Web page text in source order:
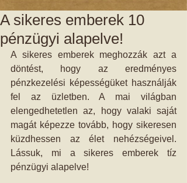
A sikeres emberek 10
pénzügyi alapelve!
A sikeres emberek meghozzák azt a
döntést, hogy az eredményes
pénzkezelési képességüket használják
fel az üzletben. A mai világban
elengedhetetlen az, hogy valaki saját
magát képezze tovább, hogy sikeresen
küzdhessen az élet nehézségeivel.
Lássuk, mi a sikeres emberek tíz
pénzügyi alapelve!